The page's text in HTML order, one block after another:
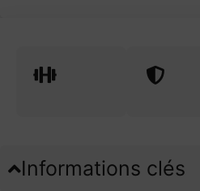
Informations clés